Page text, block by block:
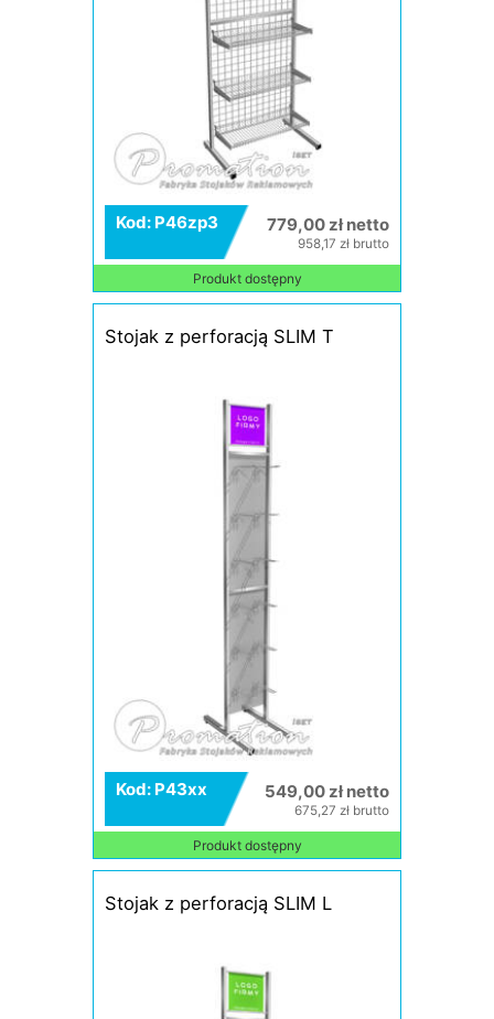
Kod: P46zp3 779,00 zł netto
958,17 zł brutto
Produkt dostępny
Stojak z perforacją SLIM T
Kod: P43xx 549,00 zł netto
675,27 zł brutto
Produkt dostępny
Stojak z perforacją SLIM L